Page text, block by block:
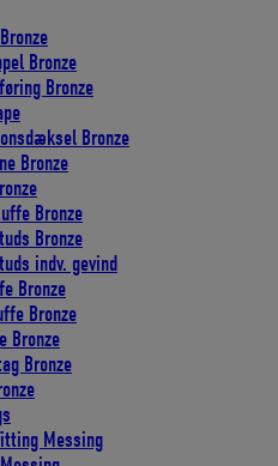
Bronze
Bronze
Bronze
Bronze
Bronze
Bronze
indv. gevind
Bronze
Bronze
Bronze
Bronze
Messing